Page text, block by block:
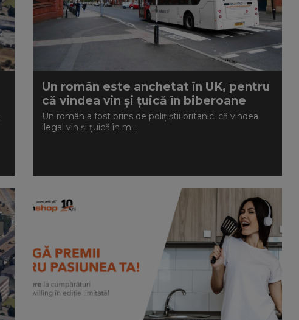
Un român este anchetat în UK, pentru
că vindea vin și țuică în biberoane
Un român a fost prins de polițiștii britanici că vindea
ilegal vin și țuică în m...